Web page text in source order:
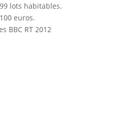
lots habitables.
euros.
BBC RT 2012